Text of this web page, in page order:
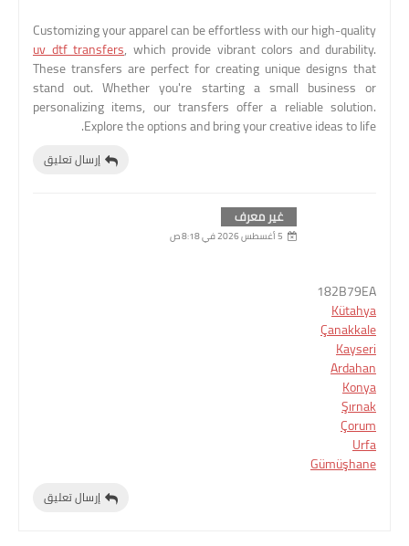
Customizing your apparel can be effortless with our high-quality
uv dtf transfers, which provide vibrant colors and durability.
These transfers are perfect for creating unique designs that
stand out. Whether you're starting a small business or
personalizing items, our transfers offer a reliable solution.
Explore the options and bring your creative ideas to life.
إرسال تعليق
غير معرف
5 أغسطس 2026 في 8:18 ص
182B79EA
Kütahya
Çanakkale
Kayseri
Ardahan
Konya
Şırnak
Çorum
Urfa
Gümüşhane
إرسال تعليق